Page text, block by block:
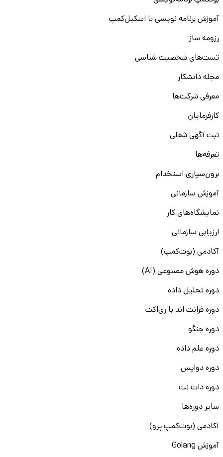
آموزش برنامه نویسی با اسکیل‌کمپ
رزومه ساز
تست‌های شخصیت شناسی
مجله دانشکار
معرفی شرکت‌ها
کارفرمایان
ثبت آگهی شغلی
تعرفه‌ها
برون‌سپاری استخدام
آموزش سازمانی
نمایشگاه‌های کار
ارزیابی سازمانی
آکادمی (بوت‌کمپ)
دوره هوش مصنوعی (AI)
دوره تحلیل داده
دوره فرانت اند با ری‌اکت
دوره جنگو
دوره علم داده
دوره دواپس
دوره دات نت
سایر دوره‌ها
آکادمی (بوت‌کمپ پرو)
آموزش Golang